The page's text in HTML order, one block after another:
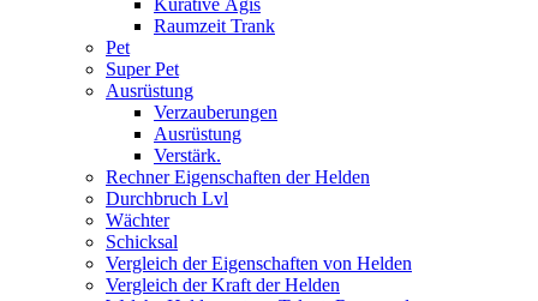
Kurative Ägis
Raumzeit Trank
Pet
Super Pet
Ausrüstung
Verzauberungen
Ausrüstung
Verstärk.
Rechner Eigenschaften der Helden
Durchbruch Lvl
Wächter
Schicksal
Vergleich der Eigenschaften von Helden
Vergleich der Kraft der Helden